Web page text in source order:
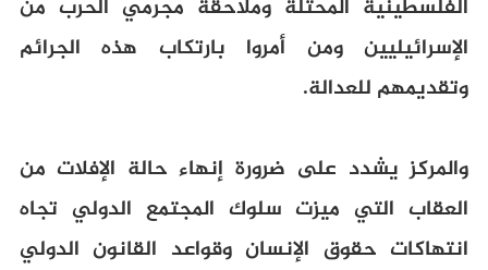
الفلسطينية المحتلة وملاحقة مجرمي الحرب من
الإسرائيليين ومن أمروا بارتكاب هذه الجرائم
وتقديمهم للعدالة.
والمركز يشدد على ضرورة إنهاء حالة الإفلات من
العقاب التي ميزت سلوك المجتمع الدولي تجاه
انتهاكات حقوق الإنسان وقواعد القانون الدولي